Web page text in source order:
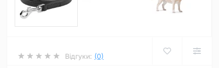
Відгуки: (0)